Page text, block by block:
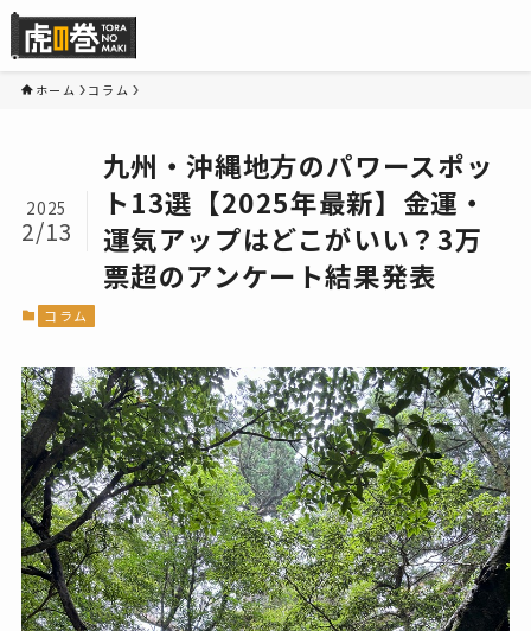
ホーム コラム
九州・沖縄地方のパワースポッ
ト13選【2025年最新】金運・
運気アップはどこがいい？3万
票超のアンケート結果発表
2025
2/13
コラム